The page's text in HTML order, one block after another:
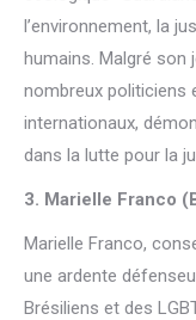
l’environnement, la
humains. Malgré son
nombreux politiciens
internationaux,
dans la lutte pour la
3. Marielle Franco
Marielle Franco,
une ardente
Brésiliens et des